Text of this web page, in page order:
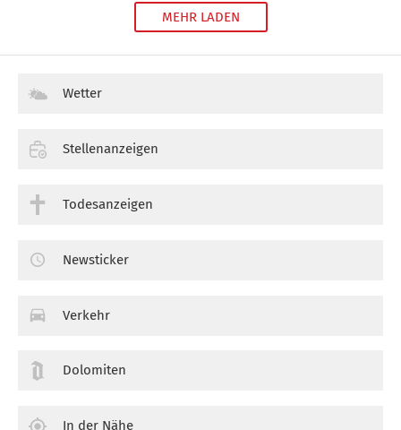
MEHR LADEN
Wetter
Stellenanzeigen
Todesanzeigen
Newsticker
Verkehr
Dolomiten
In der Nähe